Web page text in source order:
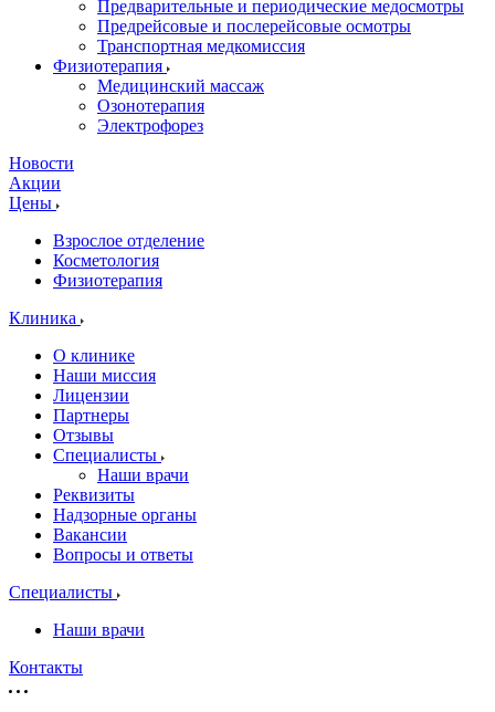
Предварительные и периодические медосмотры
Предрейсовые и послерейсовые осмотры
Транспортная медкомиссия
Физиотерапия
Медицинский массаж
Озонотерапия
Электрофорез
Новости
Акции
Цены
Взрослое отделение
Косметология
Физиотерапия
Клиника
О клинике
Наши миссия
Лицензии
Партнеры
Отзывы
Специалисты
Наши врачи
Реквизиты
Надзорные органы
Вакансии
Вопросы и ответы
Специалисты
Наши врачи
Контакты